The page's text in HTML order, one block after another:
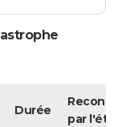
Durée
par